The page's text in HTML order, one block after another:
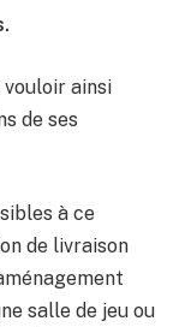
vouloir ainsi
de ses
à ce
de livraison
salle de jeu ou